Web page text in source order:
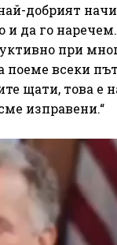
добрият
да го наречем.
при
поеме всеки
щати, това е
изправени.“